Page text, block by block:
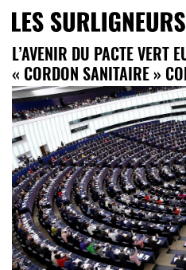
L’AVENIR DU PACTE VERT
« CORDON SANITAIRE »